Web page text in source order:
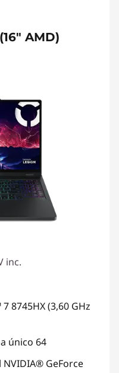
AMD)
inc.
8745HX (3,60 GHz
único 64
GeForce